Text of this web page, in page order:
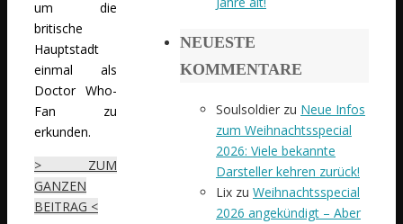
um die
britische
Hauptstadt
einmal als
Doctor Who-
Fan zu
erkunden.
> ZUM
GANZEN
BEITRAG <
NEUESTE
KOMMENTARE
Soulsoldier zu Neue Infos
zum Weihnachtsspecial
2026: Viele bekannte
Darsteller kehren zurück!
Lix zu Weihnachtsspecial
2026 angekündigt – Aber